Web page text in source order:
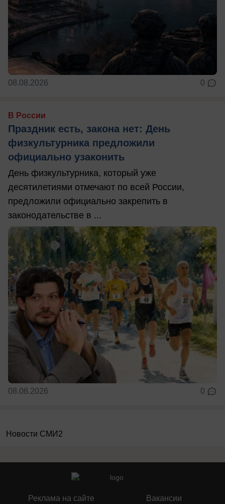
08.08.2026 0
В России
Праздник есть, закона нет: День
физкультурника предложили
официально узаконить
День физкультурника, который уже
десятилетиями отмечают по всей России,
предложили официально закрепить в
законодательстве в ...
08.08.2026 0
Новости СМИ2
Реклама на сайте Вакансии